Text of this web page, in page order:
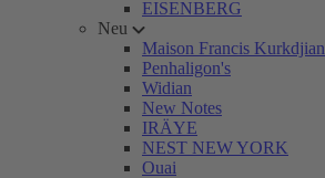
EISENBERG
Neu
Maison Francis Kurkdjian
Penhaligon's
Widian
New Notes
IRÄYE
NEST NEW YORK
Ouai